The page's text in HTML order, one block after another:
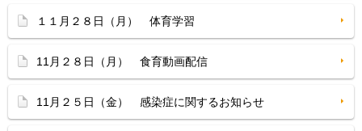
１１月２８日（月） 体育学習
11月２８日（月） 食育動画配信
11月２５日（金） 感染症に関するお知らせ